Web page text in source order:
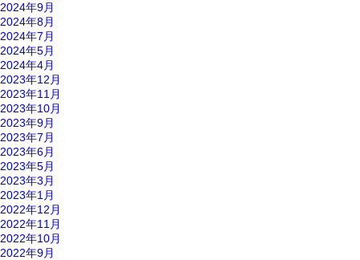
2024年9月
2024年8月
2024年7月
2024年5月
2024年4月
2023年12月
2023年11月
2023年10月
2023年9月
2023年7月
2023年6月
2023年5月
2023年3月
2023年1月
2022年12月
2022年11月
2022年10月
2022年9月